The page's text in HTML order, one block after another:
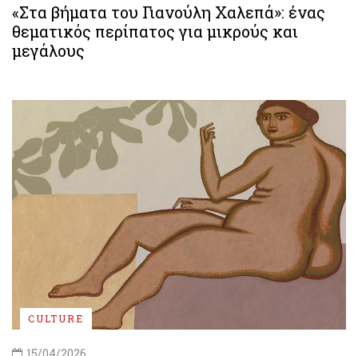
«Στα βήματα του Γιανούλη Χαλεπά»: ένας
θεματικός περίπατος για μικρούς και
μεγάλους
CULTURE